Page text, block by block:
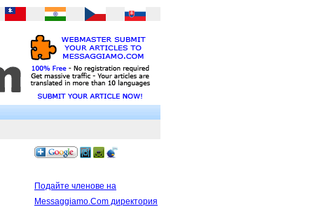
Подайте членове на
Messaggiamo.Com директория